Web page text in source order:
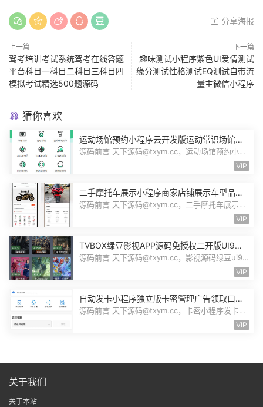
分享海报
上一篇
驾考培训考试系统驾考在线答题
平台科目一科目二科目三科目四
模拟考试精选500题源码
下一篇
趣味测试小程序紫色UI爱情测试
缘分测试性格测试EQ测试自带流
量主微信小程序
猜你喜欢
运动场馆预约小程序云开发版运动常识场馆动
态羽毛球健身房乒乓球预约管理预约凭证源码
源码前言 天下源码@txym.cc，运动场馆预约小程
VIP
二手摩托车展示小程序商家店铺展示车型品牌
管理摩托车信息发布用户交互联系源码
源码前言 天下源码@txym.cc，二手摩托车展示小
VIP
TVBOX绿豆影视APP源码免授权二开版UI9影
视排行榜TV端手机端完整版源码追剧影视
源码前言 天下源码@txym.cc，影视源码绿豆ui9
VIP
自动发卡小程序独立版卡密管理广告领取口令
领取裂变扩展流量主小程序Custom
源码前言 天下源码@txym.cc，卡密小程序发卡小
VIP
关于我们
关于本站